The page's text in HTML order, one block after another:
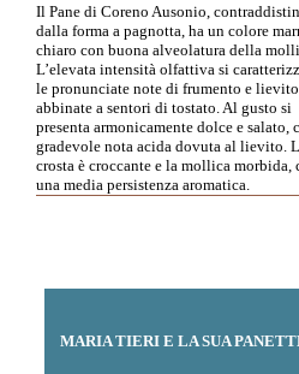
Il Pane di Coreno Ausonio,
dalla forma a pagnotta, ha un colore
chiaro con buona alveolatura della
L’elevata intensità olfattiva si
le pronunciate note di frumento e lievito
abbinate a sentori di tostato. Al gusto si
presenta armonicamente dolce e salato,
gradevole nota acida dovuta al lievito.
crosta è croccante e la mollica morbida,
una media persistenza aromatica.
MARIA TIERI E LA SUA